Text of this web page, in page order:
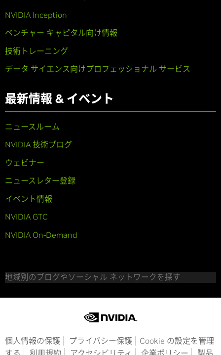
NVIDIA Inception
ベンチャー キャピタル向け情報
技術トレーニング
データ サイエンス向けプロフェッショナル サービス
最新情報 & イベント
ニュースルーム
NVIDIA 技術ブログ
ウェビナー
ニュースレター登録
イベント情報
NVIDIA GTC
NVIDIA On-Demand
地域別のブログやソーシャル ネットワークを探す
個人情報の保護 プライバシー保護
Cookie の設定を管理